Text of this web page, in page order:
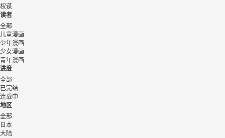
权谋
读者
全部
儿童漫画
少年漫画
少女漫画
青年漫画
进度
全部
已完结
连载中
地区
全部
日本
大陆